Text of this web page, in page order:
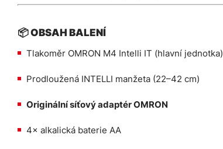
📦 OBSAH BALENÍ
Tlakoměr OMRON M4 Intelli IT (hlavní jednotka)
Prodloužená INTELLI manžeta (22–42 cm)
Originální síťový adaptér OMRON
4× alkalická baterie AA